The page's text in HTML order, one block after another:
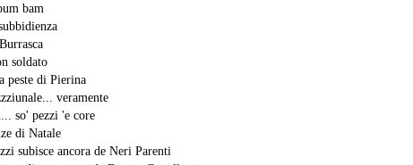
bam
soldato
peste di Pierina
veramente
so' pezzi 'e core
di Natale
subisce ancora de Neri Parenti